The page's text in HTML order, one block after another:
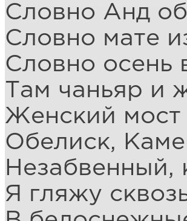
Словно Анд
Словно мате
Словно осень
Там чаньяр и
Женский мост
Обелиск,
Незабвенный,
Я гляжу